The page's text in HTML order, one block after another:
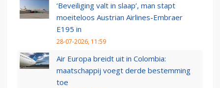
‘Beveiliging valt in slaap’, man stapt
moeiteloos Austrian Airlines-Embraer
E195 in
28-07-2026, 11:59
Air Europa breidt uit in Colombia:
maatschappij voegt derde bestemming
toe